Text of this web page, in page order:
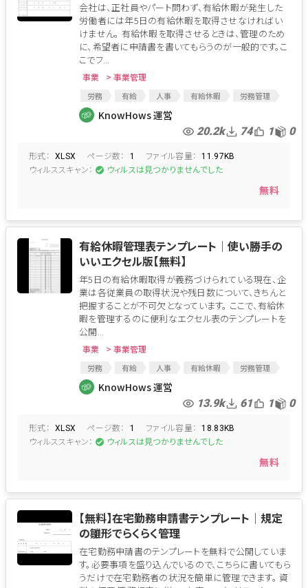
会社は、正社員やパート問わず、有給休暇が発生した
労働者には年5日の有給休暇を取得させなければい
けません。 有給休暇を取得させるときは、管理のため
に、希望者に申請書を書いてもらうのが一般的です。こ
こでフ...
事業 > 事業管理
労務 有給 人事 有給休暇
労務管理
申請書
総務 有給休暇管理
KnowHows 運営
20.2k 74 1 0
形式： XLSX ページ数： 1 ファイル容量： 11.97KB
ウィルススキャン： ウィルスは見つかりませんでした
無料
有給休暇管理表テンプレート│使い勝手の
いいエクセル版【無料】
年5日の有給休暇取得が義務づけられている現在、企
業は各従業員の取得状況や残日数について、きちんと
把握することが不可欠となっています。 ここで、有給休
暇を管理するのに便利なエクセル表のテンプレートを
公開...
事業 > 事業管理
労務 有給 人事 有給休暇
労務管理
有給休暇管理
KnowHows 運営
13.9k 61 1 0
形式： XLSX ページ数： 1 ファイル容量： 18.83KB
ウィルススキャン： ウィルスは見つかりませんでした
無料
【無料】在宅勤務申請書テンプレート│規定
の雛形でらくらく管理
在宅勤務申請書のテンプレートを無料で公開していま
す。必要事項を盛り込んでいるので、こちらに書いてもら
うだけで在宅勤務者の状況を簡単に管理できます。 資